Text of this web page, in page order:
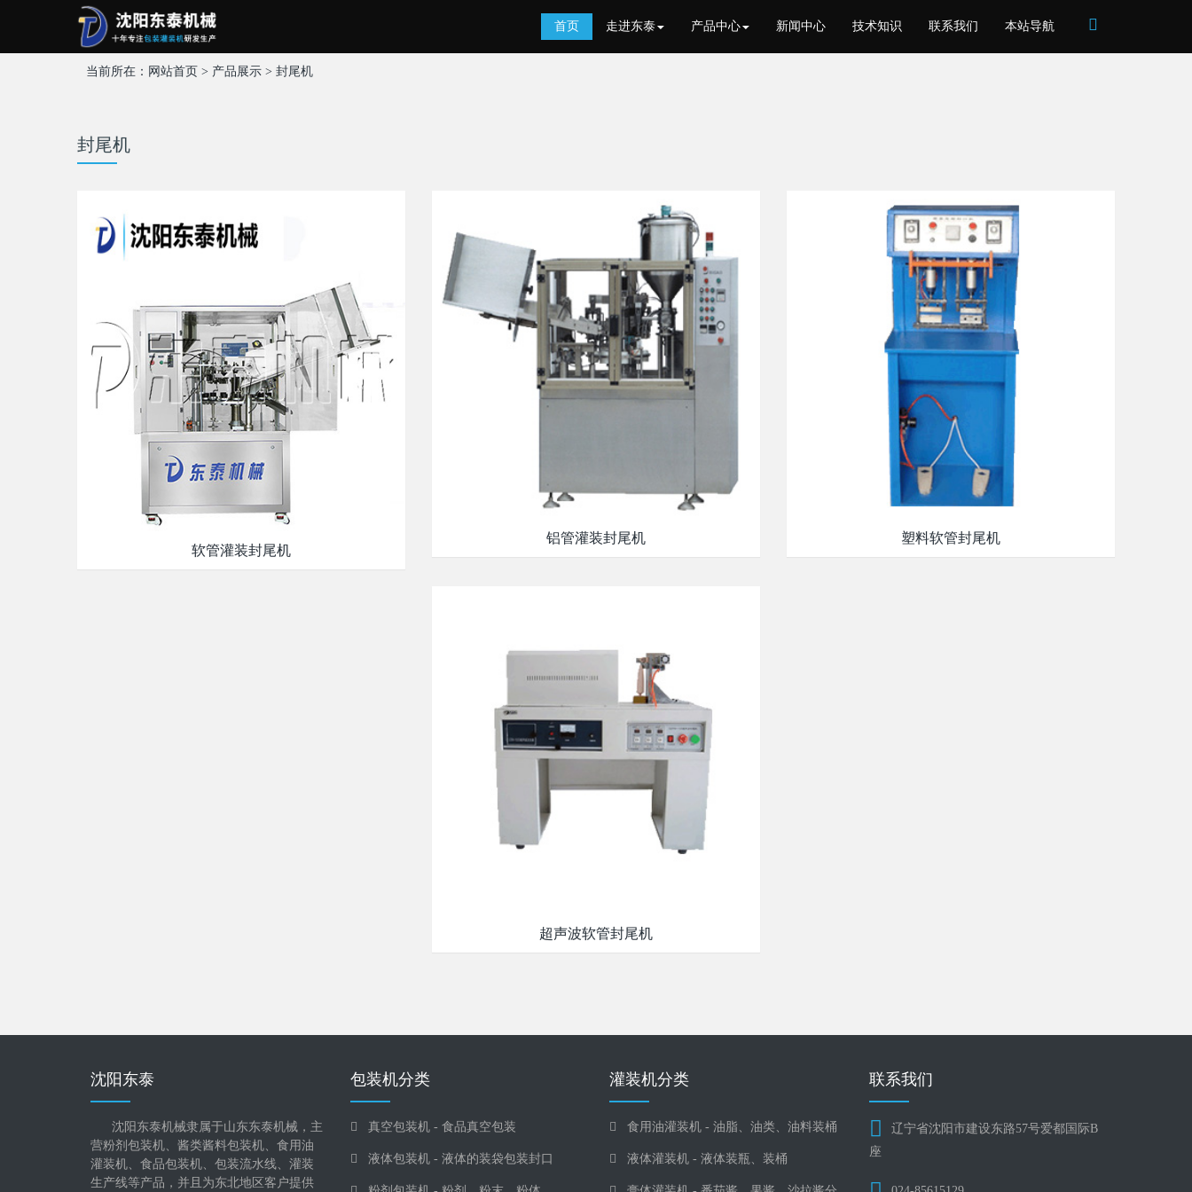
Toggle
Search
首页 走进东泰 产品中心 新闻中心 技术知识 联系我们 本站导航
当前所在： 网站首页 > 产品展示 > 封尾机
封尾机
软管灌装封尾机
铝管灌装封尾机 塑料软管封尾机
超声波软管封尾机
沈阳东泰
沈阳东泰机械隶属于山东东泰机械，主
营粉剂包装机、酱类酱料包装机、食用油
灌装机、食品包装机、包装流水线、灌装
生产线等产品，并且为东北地区客户提供
包装机分类
真空包装机 - 食品真空包装
液体包装机 - 液体的装袋包装封口
灌装机分类
食用油灌装机 - 油脂、油类、油料装桶
液体灌装机 - 液体装瓶、装桶
联系我们
辽宁省沈阳市建设东路57号爱都国际B
座